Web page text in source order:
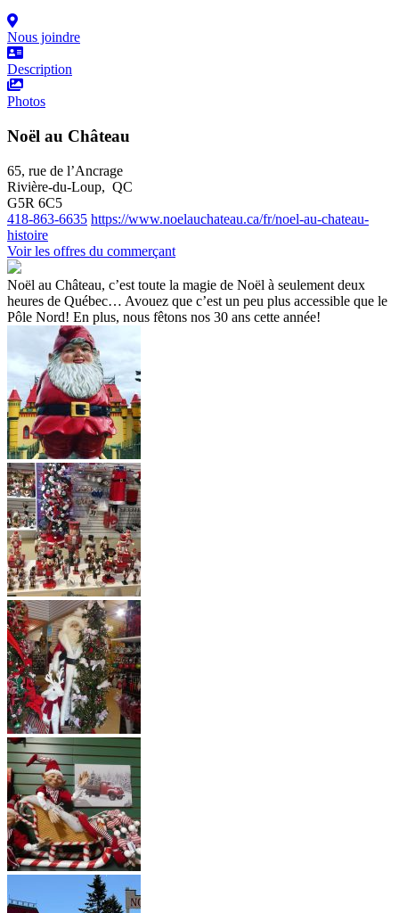
Nous joindre
Description
Photos
Noël au Château
65, rue de l’Ancrage
Rivière-du-Loup, QC
G5R 6C5
418-863-6635 https://www.noelauchateau.ca/fr/noel-au-chateau-
histoire
Voir les offres du commerçant
Noël au Château, c’est toute la magie de Noël à seulement deux
heures de Québec… Avouez que c’est un peu plus accessible que le
Pôle Nord! En plus, nous fêtons nos 30 ans cette année!